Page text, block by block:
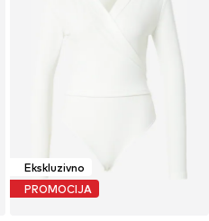
Ekskluzivno
PROMOCIJA